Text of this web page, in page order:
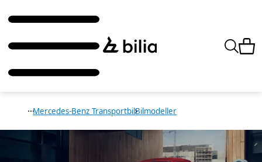
Mercedes-Benz TransportbilBilmodeller